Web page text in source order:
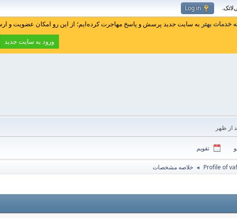
.
Log in
خدمات بهتر به سایت جدید پرسش و پاسخ مهاجرت کرده‌ایم؛ از این رو امکان عضویت و
ورود به سایت جدید
تقویم
Profile of
◄ خلاصه مشخصات